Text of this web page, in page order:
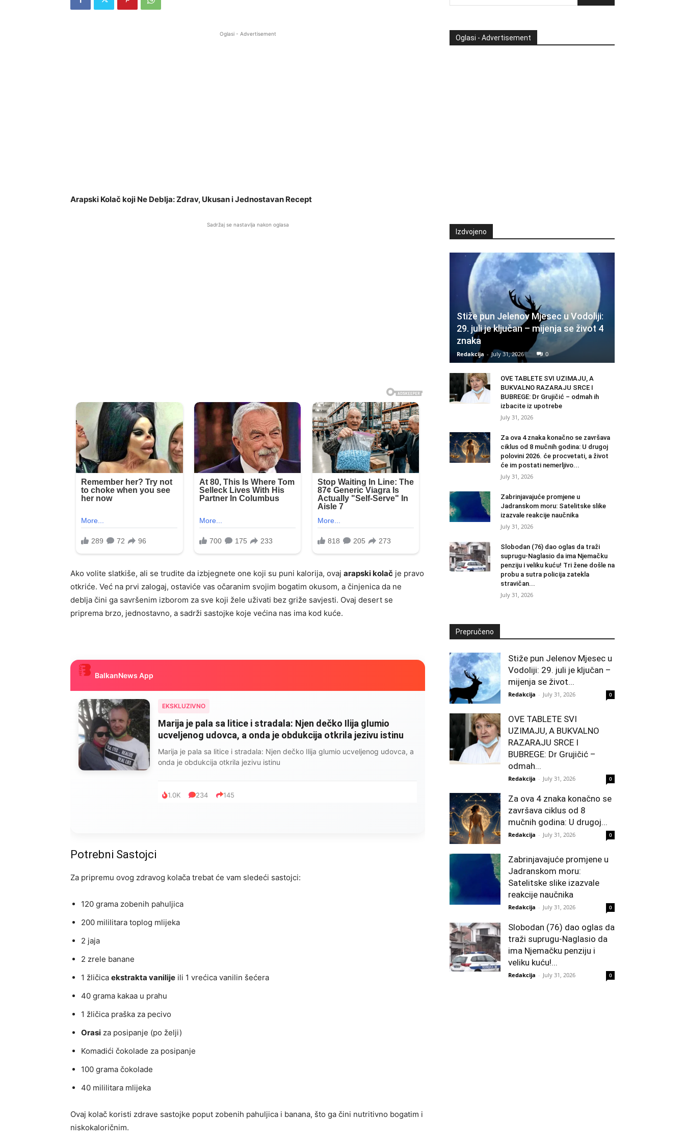
Oglasi - Advertisement
Arapski Kolač koji Ne Deblja: Zdrav, Ukusan i Jednostavan Recept
Sadržaj se nastavlja nakon oglasa
Ako volite slatkiše, ali se trudite da izbjegnete one koji su puni kalorija, ovaj arapski kolač je pravo
otkriće. Već na prvi zalogaj, ostaviće vas očaranim svojim bogatim okusom, a činjenica da ne
deblja čini ga savršenim izborom za sve koji žele uživati bez griže savjesti. Ovaj desert se
priprema brzo, jednostavno, a sadrži sastojke koje većina nas ima kod kuće.
BalkanNews App
EKSKLUZIVNO
Marija je pala sa litice i stradala: Njen dečko Ilija glumio
ucveljenog udovca, a onda je obdukcija otkrila jezivu istinu
Marija je pala sa litice i stradala: Njen dečko Ilija glumio ucveljenog udovca, a
onda je obdukcija otkrila jezivu istinu
1.0K 234 145
Potrebni Sastojci
Za pripremu ovog zdravog kolača trebat će vam sledeći sastojci:
120 grama zobenih pahuljica
200 mililitara toplog mlijeka
2 jaja
2 zrele banane
1 žličica ekstrakta vanilije ili 1 vrećica vanilin šećera
40 grama kakaa u prahu
1 žličica praška za pecivo
Orasi za posipanje (po želji)
Komadići čokolade za posipanje
100 grama čokolade
40 mililitara mlijeka
Ovaj kolač koristi zdrave sastojke poput zobenih pahuljica i banana, što ga čini nutritivno bogatim i
niskokaloričnim.
Oglasi - Advertisement
Izdvojeno
Stiže pun Jelenov Mjesec u Vodoliji:
29. juli je ključan – mijenja se život 4
znaka
Redakcija - July 31, 2026 0
OVE TABLETE SVI UZIMAJU, A
BUKVALNO RAZARAJU SRCE I
BUBREGE: Dr Grujičić – odmah ih
izbacite iz upotrebe
July 31, 2026
Za ova 4 znaka konačno se završava
ciklus od 8 mučnih godina: U drugoj
polovini 2026. će procvetati, a život
će im postati nemerljivo...
July 31, 2026
Zabrinjavajuće promjene u
Jadranskom moru: Satelitske slike
izazvale reakcije naučnika
July 31, 2026
Slobodan (76) dao oglas da traži
suprugu-Naglasio da ima Njemačku
penziju i veliku kuću! Tri žene došle na
probu a sutra policija zatekla
stravičan...
July 31, 2026
Prepručeno
Stiže pun Jelenov Mjesec u
Vodoliji: 29. juli je ključan –
mijenja se život...
Redakcija - July 31, 2026 0
OVE TABLETE SVI
UZIMAJU, A BUKVALNO
RAZARAJU SRCE I
BUBREGE: Dr Grujičić –
odmah...
Redakcija - July 31, 2026 0
Za ova 4 znaka konačno se
završava ciklus od 8
mučnih godina: U drugoj...
Redakcija - July 31, 2026 0
Zabrinjavajuće promjene u
Jadranskom moru:
Satelitske slike izazvale
reakcije naučnika
Redakcija - July 31, 2026 0
Slobodan (76) dao oglas da
traži suprugu-Naglasio da
ima Njemačku penziju i
veliku kuću!...
Redakcija - July 31, 2026 0